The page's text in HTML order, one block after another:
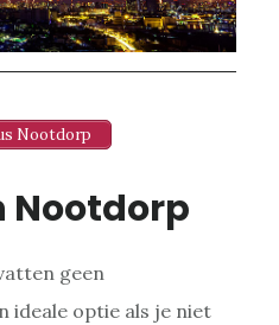
Nootdorp
Nootdorp
geen
ideale optie als je niet